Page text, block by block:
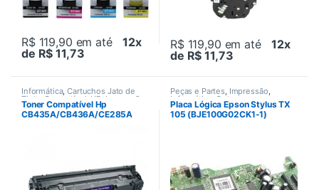
R$ 119,90 em até12x
de R$ 11,73
R$ 119,90 em até12x
de R$ 11,73
Informática,Cartuchos Jato de
Tinta Compatível HP, Impressão
Impressão,Impressoras
Suprimentos de impressão,
Toner Compatível Hp
CB435A/CB436A/CE285A
Peças e Partes, Impressão,
Informática, Outras peças
Placa Lógica Epson Stylus TX
105 (BJE100G02CK1-1)